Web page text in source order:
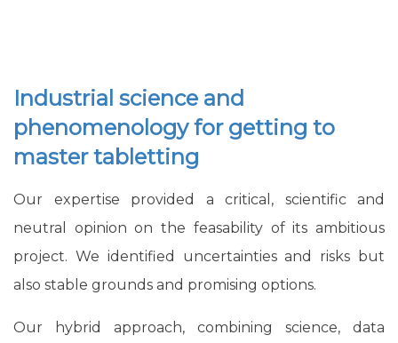
Industrial science and
phenomenology for getting to
master tabletting
Our expertise provided a critical, scientific and
neutral opinion on the feasability of its ambitious
project. We identified uncertainties and risks but
also stable grounds and promising options.
Our hybrid approach, combining science, data